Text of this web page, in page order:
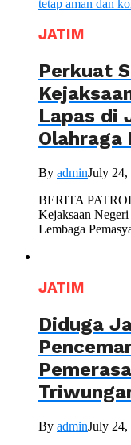
JATIM
Perkuat
Lapas di
Olahraga
By adminJuly 24,
BERITA
Kejaksaan
Lembaga
JATIM
Diduga
By adminJuly 24,